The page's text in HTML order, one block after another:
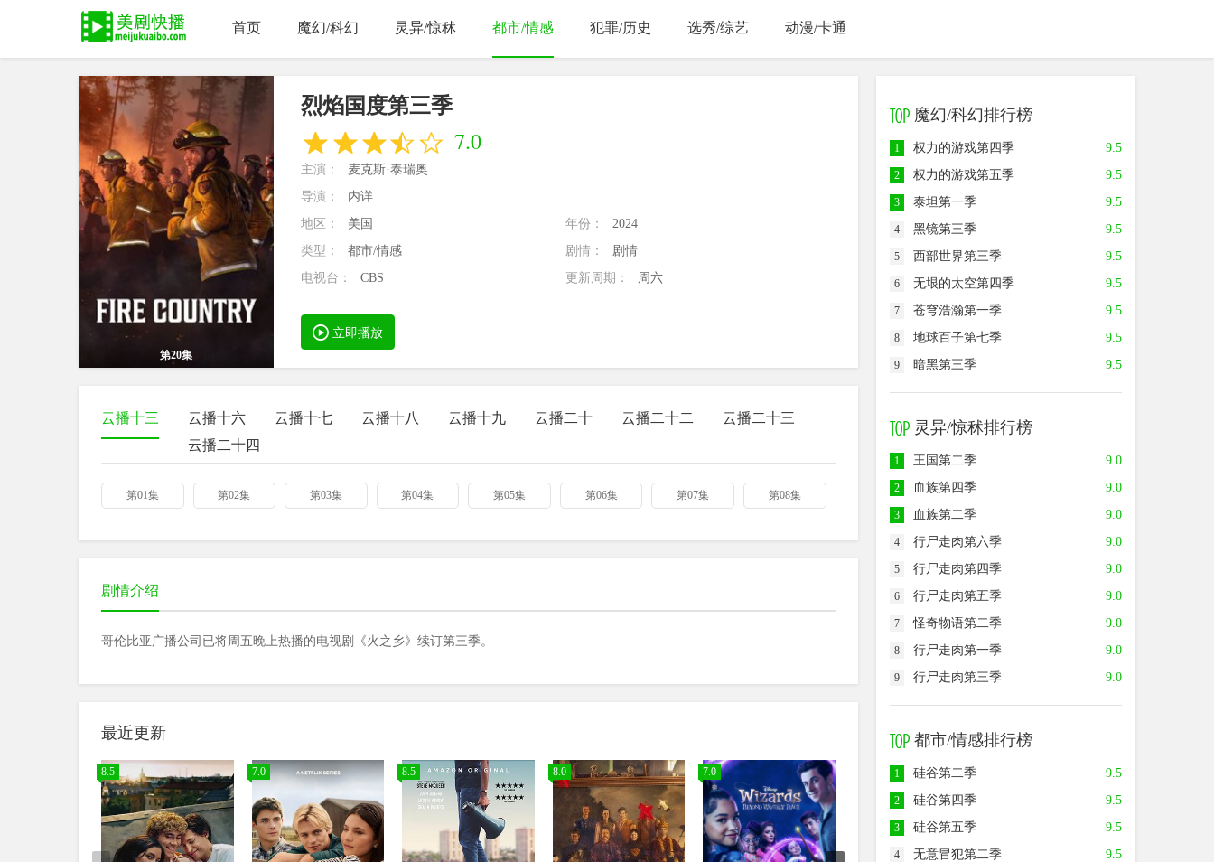
首页 魔幻/科幻 灵异/惊秫 都市/情感 犯罪/历史 选秀/综艺 动漫/卡通
第20集
烈焰国度第三季
7.0
主演：
麦克斯·泰瑞奥
导演：
内详
地区：
美国 年份：
2024
类型：
都市/情感 剧情：
剧情
电视台：
CBS 更新周期： 周六
立即播放
云播十三 云播十六 云播十七 云播十八 云播十九 云播二十 云播二十二
云播二十三
云播二十四
第01集 第02集 第03集 第04集 第05集 第06集 第07集 第08集
剧情介绍
哥伦比亚广播公司已将周五晚上热播的电视剧《火之乡》续订第三季。
最近更新
8.5 7.0 8.5 8.0 7.0
魔幻/科幻排行榜
9.5
1
权力的游戏第四季
9.5
2
权力的游戏第五季
9.5
3
泰坦第一季
9.5
4
黑镜第三季
9.5
5
西部世界第三季
9.5
6
无垠的太空第四季
9.5
7
苍穹浩瀚第一季
9.5
8
地球百子第七季
9.5
9 暗黑第三季
灵异/惊秫排行榜
9.0
1
王国第二季
9.0
2
血族第四季
9.0
3
血族第二季
9.0
4
行尸走肉第六季
9.0
5
行尸走肉第四季
9.0
6
行尸走肉第五季
9.0
7
怪奇物语第二季
9.0
8
行尸走肉第一季
9.0
9 行尸走肉第三季
都市/情感排行榜
9.5
1
硅谷第二季
9.5
2
硅谷第四季
9.5
3
硅谷第五季
9.5
4
无意冒犯第二季